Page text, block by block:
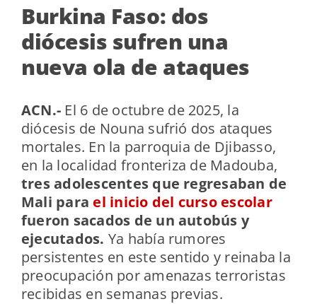
Burkina Faso: dos
diócesis sufren una
nueva ola de ataques
ACN.- El 6 de octubre de 2025, la
diócesis de Nouna sufrió dos ataques
mortales. En la parroquia de Djibasso,
en la localidad fronteriza de Madouba,
tres adolescentes que regresaban de
Mali para el inicio del curso escolar
fueron sacados de un autobús y
ejecutados. Ya había rumores
persistentes en este sentido y reinaba la
preocupación por amenazas terroristas
recibidas en semanas previas.